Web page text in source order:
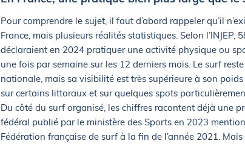
Pour comprendre le sujet, il faut d’abord rappeler qu’il
France, mais plusieurs réalités statistiques. Selon l’INJEP,
déclaraient en 2024 pratiquer une activité physique ou
une fois par semaine sur les 12 derniers mois. Le surf
nationale, mais sa visibilité est très supérieure à son
sur certains littoraux et sur quelques spots
Du côté du surf organisé, les chiffres racontent déjà une
fédéral publié par le ministère des Sports en 2023
Fédération française de surf à la fin de l’année 2021.